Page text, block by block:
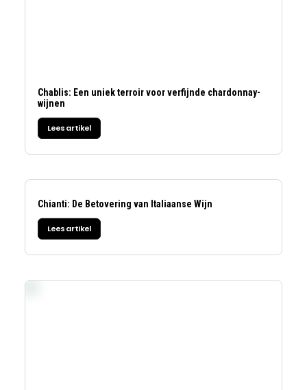
Chablis: Een uniek terroir voor verfijnde chardonnay-
wijnen
Lees artikel
Chianti: De Betovering van Italiaanse Wijn
Lees artikel